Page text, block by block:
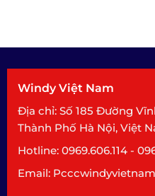
Windy Việt Nam
Địa chỉ: Số 185 Đường
Thành Phố Hà Nội, Việt
Hotline: 0969.606.114 -
Email: